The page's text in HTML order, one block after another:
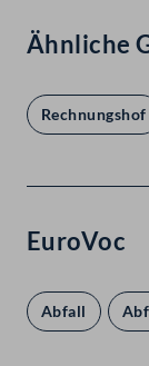
Ähnliche
Rechnungshof
EuroVoc
Abfall